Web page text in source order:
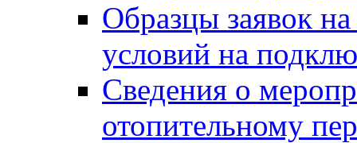
Образцы заявок
условий на
Сведения о
отопительному